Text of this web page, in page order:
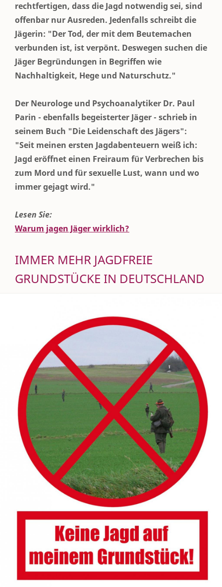
rechtfertigen, dass die Jagd notwendig sei, sind
offenbar nur Ausreden. Jedenfalls schreibt die
Jägerin: "Der Tod, der mit dem Beutemachen
verbunden ist, ist verpönt. Deswegen suchen die
Jäger Begründungen in Begriffen wie
Nachhaltigkeit, Hege und Naturschutz."
Der Neurologe und Psychoanalytiker Dr. Paul
Parin - ebenfalls begeisterter Jäger - schrieb in
seinem Buch "Die Leidenschaft des Jägers":
"Seit meinen ersten Jagdabenteuern weiß ich:
Jagd eröffnet einen Freiraum für Verbrechen bis
zum Mord und für sexuelle Lust, wann und wo
immer gejagt wird."
Lesen Sie:
Warum jagen Jäger wirklich?
IMMER MEHR JAGDFREIE
GRUNDSTÜCKE IN DEUTSCHLAND